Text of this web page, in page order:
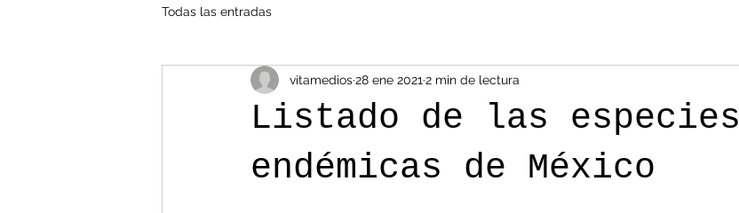
Todas las entradas
Listado de las especies
endémicas de México
vitamedios28 ene 2021 2 min de lectura